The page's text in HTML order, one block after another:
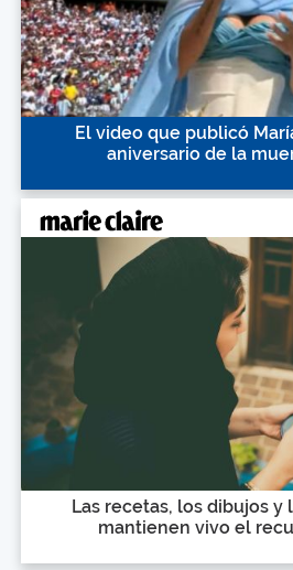
El video que publicó
aniversario de la
Las recetas, los dibujos y
mantienen vivo el